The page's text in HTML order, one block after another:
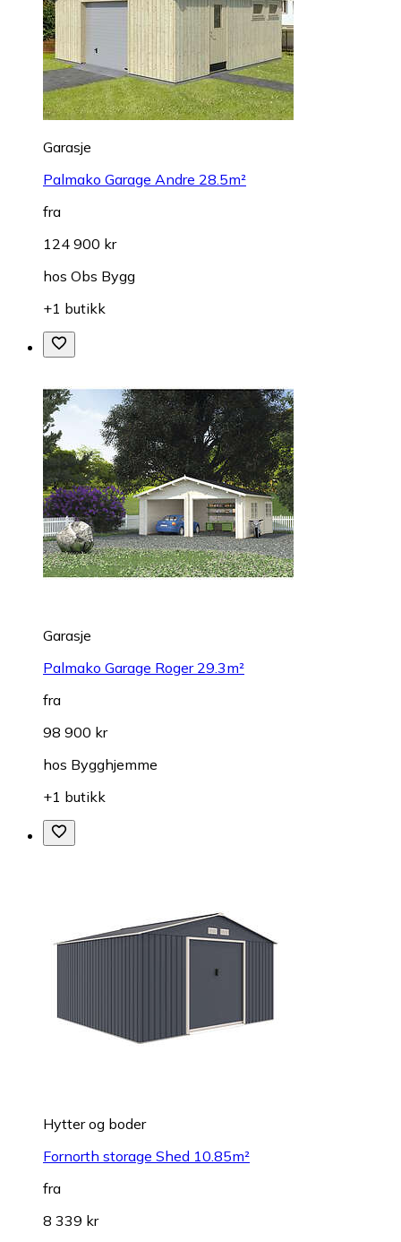
Garasje
Palmako Garage Andre 28.5m²
fra
124 900 kr
hos Obs Bygg
+1 butikk
Garasje
Palmako Garage Roger 29.3m²
fra
98 900 kr
hos Bygghjemme
+1 butikk
Hytter og boder
Fornorth storage Shed 10.85m²
fra
8 339 kr